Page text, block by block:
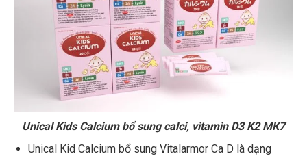
Unical Kids Calcium bổ sung calci, vitamin D3 K2 MK7
Unical Kid Calcium bổ sung Vitalarmor Ca D là dạng